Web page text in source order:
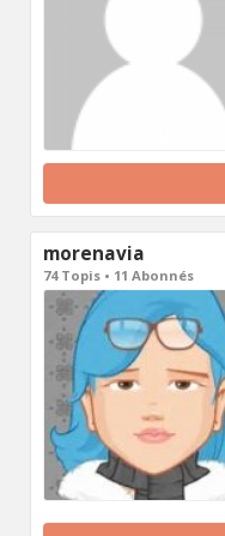
morenavia
74 Topis • 11 Abonnés